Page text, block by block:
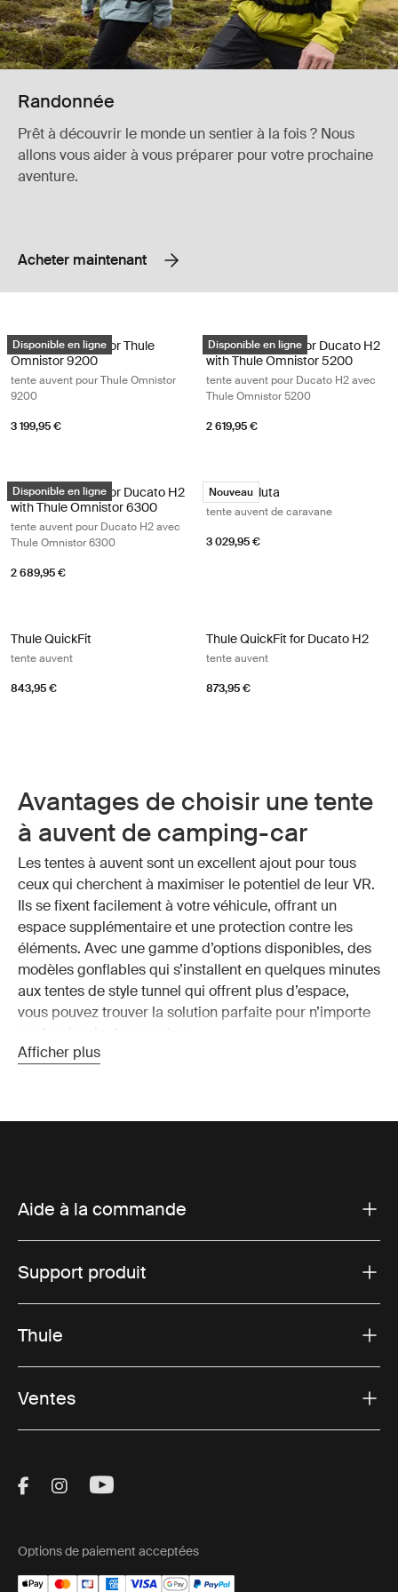
Randonnée
Prêt à découvrir le monde un sentier à la fois ? Nous
allons vous aider à vous préparer pour votre prochaine
aventure.
Acheter maintenant
Thule Panorama for Thule Omnistor 9200 tente auvent pour Thule
Disponible en ligne
Thule Panorama for Thule
Omnistor 9200
tente auvent pour Thule Omnistor
9200
3 199,95 €
Thule Panorama for Ducato H2
Disponible en ligne
Thule Panorama for Ducato H2
with Thule Omnistor 5200
tente auvent pour Ducato H2 avec
Thule Omnistor 5200
2 619,95 €
Thule Panorama for Ducato H2 with Thule Omnistor 6300 tente
Disponible en ligne
Thule Panorama for Ducato H2
with Thule Omnistor 6300
tente auvent pour Ducato H2 avec
Thule Omnistor 6300
2 689,95 €
Thule Veduta tente auvent de
Nouveau
Thule Veduta
tente auvent de caravane
3 029,95 €
Thule QuickFit
tente auvent
843,95 €
Thule QuickFit for Ducato H2
tente auvent
873,95 €
Avantages de choisir une tente
à auvent de camping-car
Les tentes à auvent sont un excellent ajout pour tous
ceux qui cherchent à maximiser le potentiel de leur VR.
Ils se fixent facilement à votre véhicule, offrant un
espace supplémentaire et une protection contre les
éléments. Avec une gamme d’options disponibles, des
modèles gonflables qui s’installent en quelques minutes
aux tentes de style tunnel qui offrent plus d’espace,
vous pouvez trouver la solution parfaite pour n’importe
quel scénario de camping.
ventilateur. Ils fournissent un abri solide et spacieux,
mais peuvent être plus lourds et plus coûteux.
Tentes tunnel pour camping-car :
maximum d’espace et de confort, les tentes tunnel
ont des poteaux rigides qui forment une forme de
tunnel. Ils sont idéaux pour les séjours plus longs
mis en place.
Auvents Driveaway :
Auvents sans voiture :
déplacer votre VR.
Afficher plus
Aide à la commande
Support produit
Thule
Ventes
Visit Thule on Facebook (external link)
Visit Thule on Instagram (external link)
Visit Thule on Youtube (external
Options de paiement acceptées